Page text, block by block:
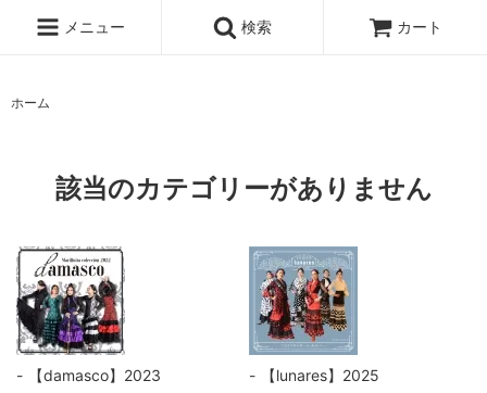
メニュー 検索 カート
ホーム
該当のカテゴリーがありません
【damasco】2023 【lunares】2025